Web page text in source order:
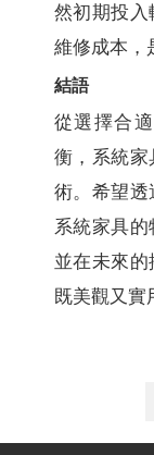
然初期投入
維修成本，
結語
從選擇合
衡，系統家
術。希望透
系統家具的
並在未來
既美觀又實